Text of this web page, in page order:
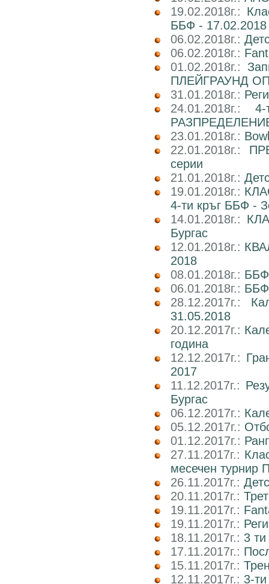
19.02.2018г.:
ББФ - 17.02.2018
06.02.2018г.:
06.02.2018г.:
01.02.2018г.:
ПЛЕЙГРАУНД
31.01.2018г.:
24.01.2018г.:
23.01.2018г.:
22.01.2018г.:
серии
21.01.2018г.:
19.01.2018г.:
4-ти кръг ББФ -
14.01.2018г.:
Бургас
12.01.2018г.:
2018
08.01.2018г.: ББФ
06.01.2018г.: ББФ
28.12.2017г.:
31.05.2018
20.12.2017г.:
година
12.12.2017г.:
2017
11.12.2017г.:
Бургас
06.12.2017г.:
05.12.2017г.:
01.12.2017г.:
27.11.2017г.:
месечен турнир
26.11.2017г.:
20.11.2017г.:
19.11.2017г.:
19.11.2017г.:
18.11.2017г.: 3
17.11.2017г.:
15.11.2017г.:
12.11.2017г.: 3-